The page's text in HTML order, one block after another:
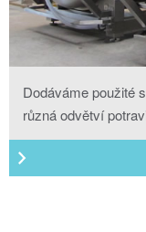
Dodáváme použité
různá odvětví